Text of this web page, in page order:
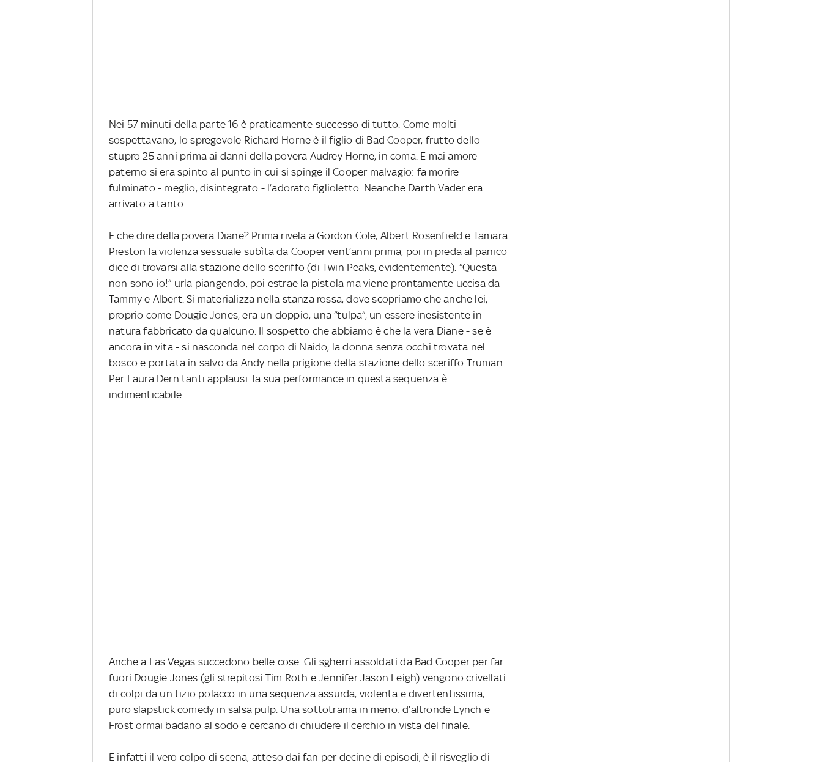
Nei 57 minuti della parte 16 è praticamente successo di tutto. Come molti
sospettavano, lo spregevole Richard Horne è il figlio di Bad Cooper, frutto dello
stupro 25 anni prima ai danni della povera Audrey Horne, in coma. E mai amore
paterno si era spinto al punto in cui si spinge il Cooper malvagio: fa morire
fulminato - meglio, disintegrato - l’adorato figlioletto. Neanche Darth Vader era
arrivato a tanto.
E che dire della povera Diane? Prima rivela a Gordon Cole, Albert Rosenfield e Tamara
Preston la violenza sessuale subìta da Cooper vent’anni prima, poi in preda al panico
dice di trovarsi alla stazione dello sceriffo (di Twin Peaks, evidentemente). “Questa
non sono io!” urla piangendo, poi estrae la pistola ma viene prontamente uccisa da
Tammy e Albert. Si materializza nella stanza rossa, dove scopriamo che anche lei,
proprio come Dougie Jones, era un doppio, una “tulpa”, un essere inesistente in
natura fabbricato da qualcuno. Il sospetto che abbiamo è che la vera Diane - se è
ancora in vita - si nasconda nel corpo di Naido, la donna senza occhi trovata nel
bosco e portata in salvo da Andy nella prigione della stazione dello sceriffo Truman.
Per Laura Dern tanti applausi: la sua performance in questa sequenza è
indimenticabile.
Anche a Las Vegas succedono belle cose. Gli sgherri assoldati da Bad Cooper per far
fuori Dougie Jones (gli strepitosi Tim Roth e Jennifer Jason Leigh) vengono crivellati
di colpi da un tizio polacco in una sequenza assurda, violenta e divertentissima,
puro slapstick comedy in salsa pulp. Una sottotrama in meno: d’altronde Lynch e
Frost ormai badano al sodo e cercano di chiudere il cerchio in vista del finale.
E infatti il vero colpo di scena, atteso dai fan per decine di episodi, è il risveglio di